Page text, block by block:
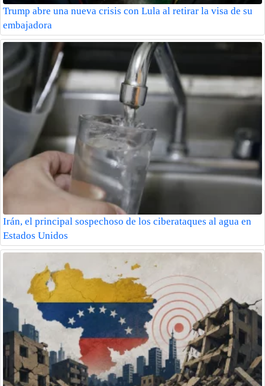
Trump abre una nueva crisis con Lula al retirar la visa de su
embajadora
Irán, el principal sospechoso de los ciberataques al agua en
Estados Unidos